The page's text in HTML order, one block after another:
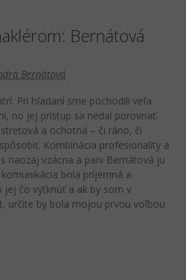
Bernátová
Bernátová
Pri hľadaní sme pochodili veľa
no jej prístup sa nedal porovnať.
a ochotná – či ráno, či
Kombinácia profesionality a
naozaj vzácna a pani Bernátová ju
bola príjemná a
jej čo vytknúť a ak by som v
určite by bola mojou prvou voľbou